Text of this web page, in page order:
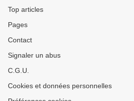
Top articles
Pages
Contact
Signaler un abus
C.G.U.
Cookies et données personnelles